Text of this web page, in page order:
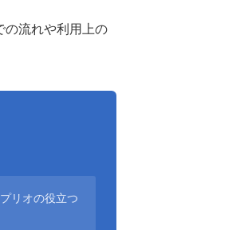
の流れや利用上の
リオの役立つ